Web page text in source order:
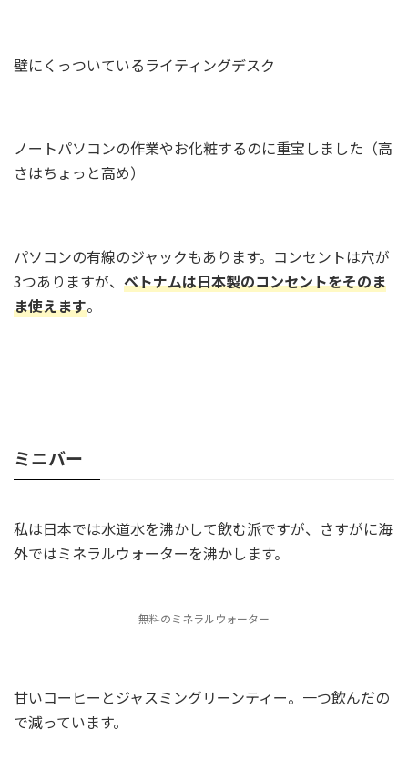
壁にくっついているライティングデスク
ノートパソコンの作業やお化粧するのに重宝しました（高
さはちょっと高め）
パソコンの有線のジャックもあります。コンセントは穴が
3つありますが、 ベトナムは日本製のコンセントをそのま
ま使えます。
ミニバー
私は日本では水道水を沸かして飲む派ですが、さすがに海
外ではミネラルウォーターを沸かします。
無料のミネラルウォーター
甘いコーヒーとジャスミングリーンティー。一つ飲んだの
で減っています。